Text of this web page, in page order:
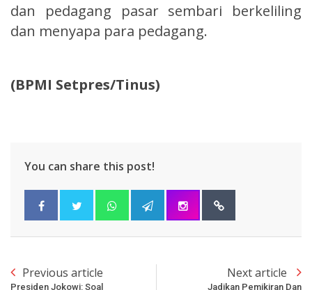
dan pedagang pasar sembari berkeliling
dan menyapa para pedagang.
(BPMI Setpres/Tinus)
You can share this post!
Previous article
Presiden Jokowi: Soal
Next article
Jadikan Pemikiran Dan